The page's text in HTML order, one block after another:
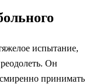
испытание,
Он
принимать